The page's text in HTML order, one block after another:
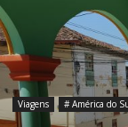
Viagens # América do